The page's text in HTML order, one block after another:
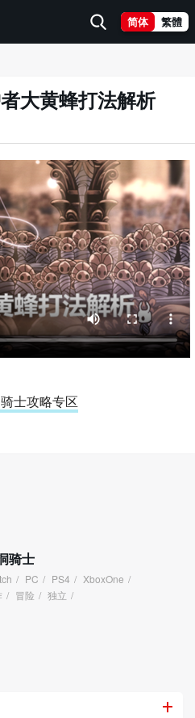
简体 繁體
大黄蜂打法解析
士攻略专区
骑士
/ PC / PS4 / XboxOne /
/ 冒险 / 独立 /